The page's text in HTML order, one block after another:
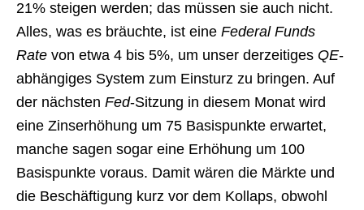
21% steigen werden; das müssen sie auch nicht.
Alles, was es bräuchte, ist eine Federal Funds
Rate von etwa 4 bis 5%, um unser derzeitiges QE-
abhängiges System zum Einsturz zu bringen. Auf
der nächsten Fed-Sitzung in diesem Monat wird
eine Zinserhöhung um 75 Basispunkte erwartet,
manche sagen sogar eine Erhöhung um 100
Basispunkte voraus. Damit wären die Märkte und
die Beschäftigung kurz vor dem Kollaps, obwohl